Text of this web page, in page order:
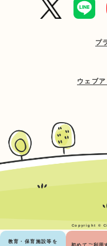
プ
ウェブ
Copyright ©
教育・保育施設等を
初めてご利用